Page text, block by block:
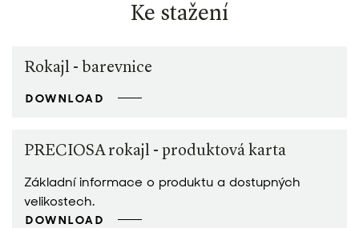
Ke stažení
Rokajl - barevnice
DOWNLOAD
PRECIOSA rokajl - produktová karta
Základní informace o produktu a dostupných
velikostech.
DOWNLOAD